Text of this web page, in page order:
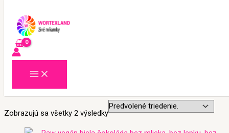
Domov/ Produkty so značkou “vitarian čokoláda”
Zobrazujú sa všetky 2 výsledky